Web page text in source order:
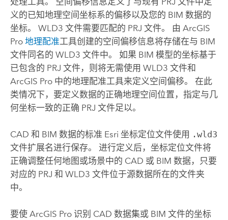
义的已知地理空间坐标系的偏移以及您的 BIM 数据的
坐标。 WLD3 文件需要匹配的 PRJ 文件。 由 ArcGIS
Pro 地理配准工具创建的空间偏移信息将存储在与 BIM
文件同名的 WLD3 文件中。 如果 BIM 模型的坐标基于
已包含的 PRJ 文件，则将无需使用 WLD3 文件和
ArcGIS Pro中的地理配准工具来定义空间偏移。 在此
类情况下，要定义数据的正确地理空间位置，指定与几
何坐标一致的正确 PRJ 文件足以。
CAD 和 BIM 数据的标准 Esri 坐标定位文件使用 .wld3
文件扩展名进行保存。 进行定义后，坐标定位文件将
正确调整任何地图或场景中的 CAD 或 BIM 数据，只要
对应的 PRJ 和 WLD3 文件位于源数据所在的文件夹
中。
要使 ArcGIS Pro识别 CAD 数据集或 BIM 文件的坐标